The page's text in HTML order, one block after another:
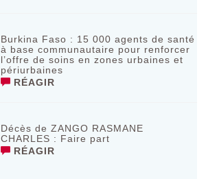
Burkina Faso : 15 000 agents de santé
à base communautaire pour renforcer
l’offre de soins en zones urbaines et
périurbaines
RÉAGIR
Décès de ZANGO RASMANE
CHARLES : Faire part
RÉAGIR